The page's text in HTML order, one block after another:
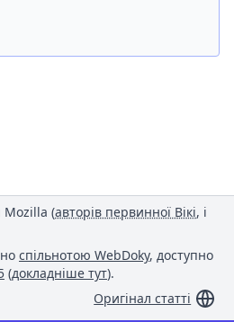
Mozilla (авторів первинної Вікі, і
спільнотою WebDoky, доступно
(докладніше тут).
Оригінал статті